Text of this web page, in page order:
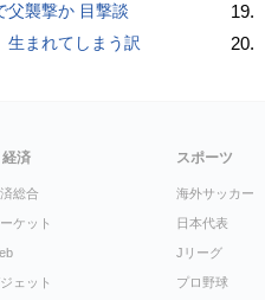
父襲撃か 目撃談
生まれてしまう訳
19.
20.
経済
総合
ケット
ェット
スポーツ
海外サッカー
日本代表
Jリーグ
プロ野球